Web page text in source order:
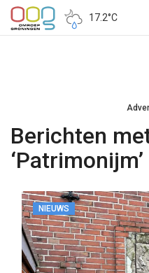
17.2°C
Berichten
‘Patrimonijm’
NIEUWS